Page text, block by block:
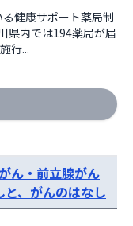
健康サポート薬局制
県内では194薬局が届
行...
ん・前立腺がん
、がんのはなし